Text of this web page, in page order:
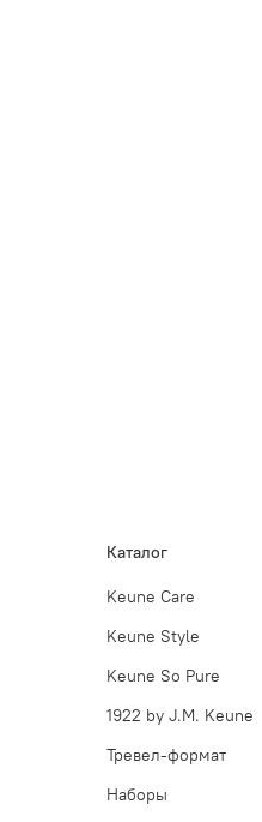
Каталог
Keune Care
Keune Style
Keune So Pure
1922 by J.M. Keune
Тревел-формат
Наборы